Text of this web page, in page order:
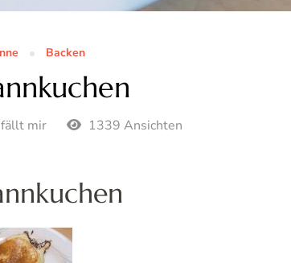
Backen
mir 1339 Ansichten